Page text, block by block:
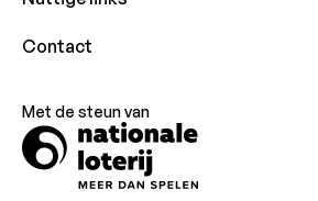
Contact
Met de steun van